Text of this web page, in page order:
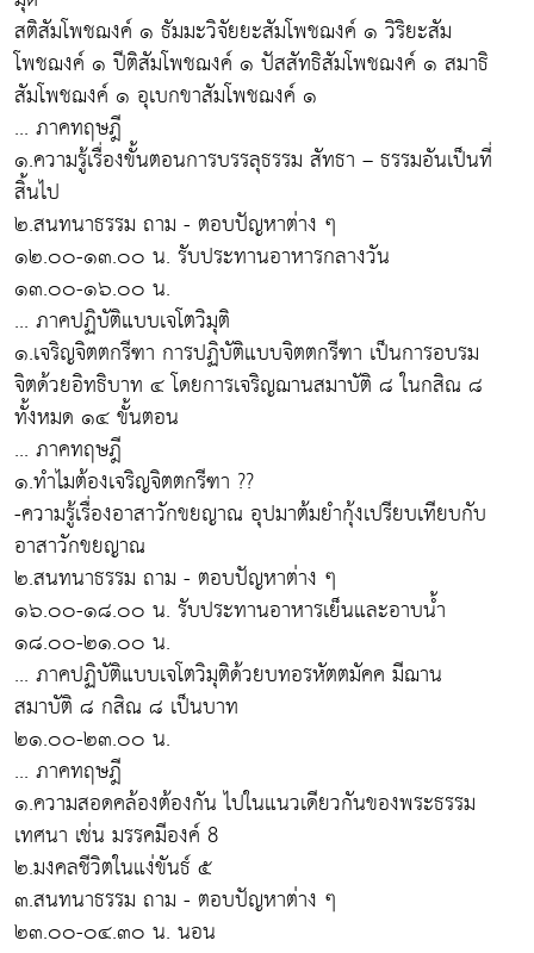
สติสัมโพชฌงค์ ๑ ธัมมะวิจัยยะสัมโพชฌงค์ ๑ วิริยะสัม
โพชฌงค์ ๑ ปีติสัมโพชฌงค์ ๑ ปัสสัทธิสัมโพชฌงค์ ๑ สมาธิ
สัมโพชฌงค์ ๑ อุเบกขาสัมโพชฌงค์ ๑
... ภาคทฤษฎี
๑.ความรู้เรื่องขั้นตอนการบรรลุธรรม สัทธา – ธรรมอันเป็นที่
สิ้นไป
๒.สนทนาธรรม ถาม - ตอบปัญหาต่าง ๆ
๑๒.๐๐-๑๓.๐๐ น. รับประทานอาหารกลางวัน
๑๓.๐๐-๑๖.๐๐ น.
... ภาคปฏิบัติแบบเจโตวิมุติ
๑.เจริญจิตตกรีฑา การปฏิบัติแบบจิตตกรีฑา เป็นการอบรม
จิตด้วยอิทธิบาท ๔ โดยการเจริญฌานสมาบัติ ๘ ในกสิณ ๘
ทั้งหมด ๑๔ ขั้นตอน
... ภาคทฤษฎี
๑.ทำไมต้องเจริญจิตตกรีฑา ??
-ความรู้เรื่องอาสาวักขยญาณ อุปมาต้มยำกุ้งเปรียบเทียบกับ
อาสาวักขยญาณ
๒.สนทนาธรรม ถาม - ตอบปัญหาต่าง ๆ
๑๖.๐๐-๑๘.๐๐ น. รับประทานอาหารเย็นและอาบน้ำ
๑๘.๐๐-๒๑.๐๐ น.
... ภาคปฏิบัติแบบเจโตวิมุติด้วยบทอรหัตตมัคค มีฌาน
สมาบัติ ๘ กสิณ ๘ เป็นบาท
๒๑.๐๐-๒๓.๐๐ น.
... ภาคทฤษฎี
๑.ความสอดคล้องต้องกัน ไปในแนวเดียวกันของพระธรรม
เทศนา เช่น มรรคมีองค์ 8
๒.มงคลชีวิตในแง่ขันธ์ ๕
๓.สนทนาธรรม ถาม - ตอบปัญหาต่าง ๆ
๒๓.๐๐-๐๔.๓๐ น. นอน